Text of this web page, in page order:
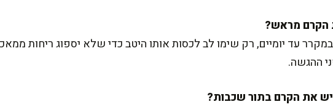
עד יומיים, רק שימו לב לכסות אותו היטב כדי שלא יספוג ריחות
ההגשה.